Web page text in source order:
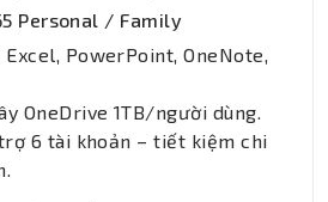
Personal / Family
PowerPoint, OneNote,
OneDrive 1TB/người dùng.
6 tài khoản – tiết kiệm chi